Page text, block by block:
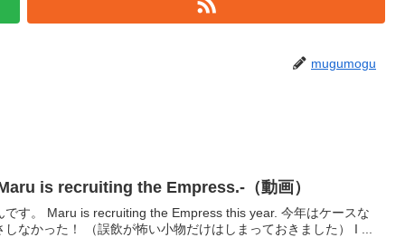
mugumogu
is recruiting the Empress.-（動画）
Maru is recruiting the Empress this year. 今年はケースな
なかった！ （誤飲が怖い小物だけはしまっておきました） I ...